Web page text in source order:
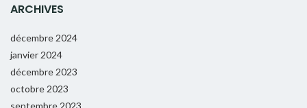
ARCHIVES
décembre 2024
janvier 2024
décembre 2023
octobre 2023
septembre 2023